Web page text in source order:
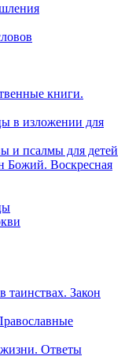
книги.
в изложении для
и псалмы для детей
Божий. Воскресная
таинствах. Закон
Ответы